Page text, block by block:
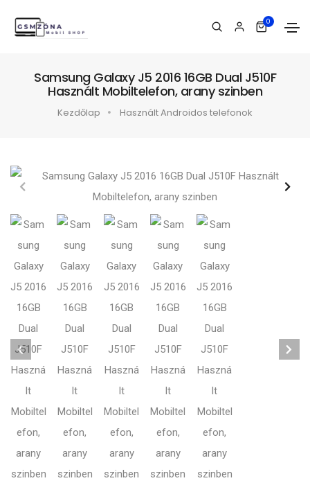
0
Samsung Galaxy J5 2016 16GB Dual J510F
Használt Mobiltelefon, arany szinben
Kezdőlap Használt Androidos telefonok